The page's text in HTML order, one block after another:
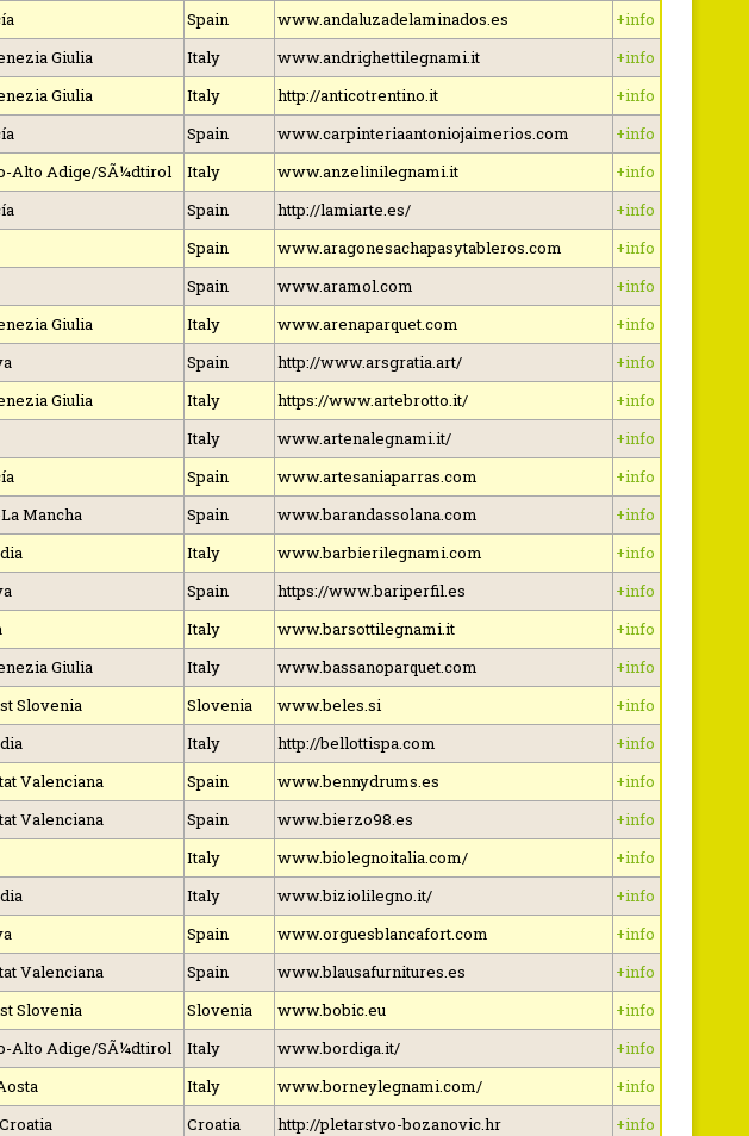
Spain www.andaluzadelaminados.es
+info
Giulia Italy www.andrighettilegnami.it
+info
Giulia Italy http://anticotrentino.it
+info
Spain www.carpinteriaantoniojaimerios.com
+info
Alto Adige/SÃ¼dtirol Italy www.anzelinilegnami.it
+info
Spain http://lamiarte.es/
+info
Spain www.aragonesachapasytableros.com
+info
Spain www.aramol.com
+info
Giulia Italy www.arenaparquet.com
+info
Spain http://www.arsgratia.art/
+info
Giulia Italy https://www.artebrotto.it/
+info
Italy www.artenalegnami.it/
+info
Spain www.artesaniaparras.com
+info
Mancha Spain www.barandassolana.com
+info
Italy www.barbierilegnami.com
+info
Spain https://www.bariperfil.es
+info
Italy www.barsottilegnami.it
+info
Giulia Italy www.bassanoparquet.com
+info
Slovenia Slovenia www.beles.si
+info
Italy http://bellottispa.com
+info
Valenciana Spain www.bennydrums.es
+info
Valenciana Spain www.bierzo98.es
+info
Italy www.biolegnoitalia.com/
+info
Italy www.biziolilegno.it/
+info
Spain www.orguesblancafort.com
+info
Valenciana Spain www.blausafurnitures.es
+info
Slovenia Slovenia www.bobic.eu
+info
Alto Adige/SÃ¼dtirol Italy www.bordiga.it/
+info
Italy www.borneylegnami.com/
+info
Croatia http://pletarstvo-bozanovic.hr
+info